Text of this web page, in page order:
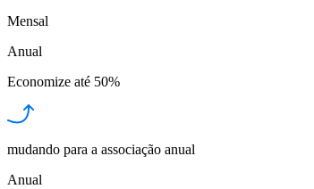
Mensal
Anual
Economize até 50%
mudando para a associação anual
Anual